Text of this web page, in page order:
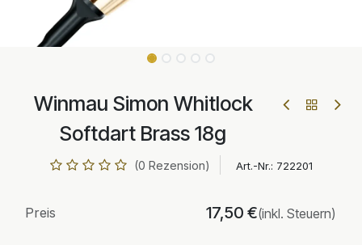
Winmau Simon Whitlock
Softdart Brass 18g
(0 Rezension) Art.-Nr.: 722201
Preis 17,50 €(inkl. Steuern)